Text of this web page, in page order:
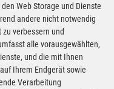
Web Storage und Dienste
andere nicht notwendig
verbessern und
alle vorausgewählten,
und die mit Ihnen
Ihrem Endgerät sowie
Verarbeitung